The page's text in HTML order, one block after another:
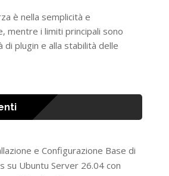
è nella semplicità e
mentre i limiti principali sono
di plugin e alla stabilità delle
e Configurazione Base di
su Ubuntu Server 26.04 con